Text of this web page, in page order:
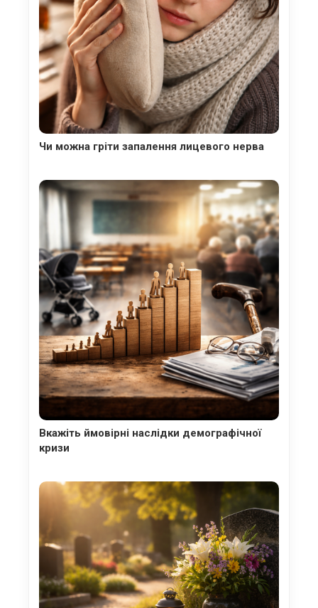
Чи можна гріти запалення лицевого нерва
Вкажіть ймовірні наслідки демографічної
кризи